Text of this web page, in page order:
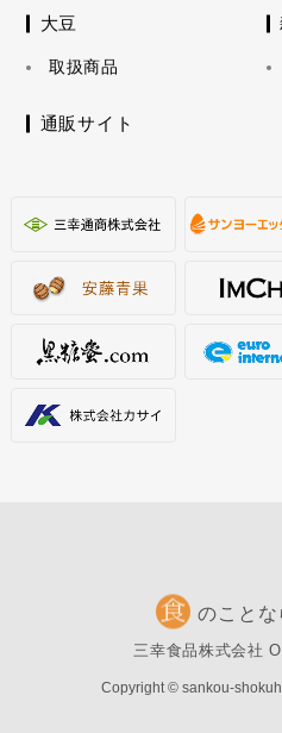
大豆
取扱商品
通販サイト
のことな
三幸食品株式会社
Copyright © sankou-